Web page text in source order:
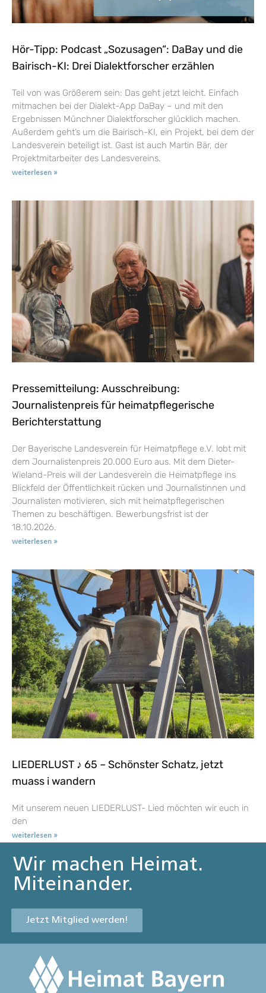
Hör-Tipp: Podcast „Sozusagen“: DaBay und die
Bairisch-KI: Drei Dialektforscher erzählen
Teil von was Größerem sein: Das geht jetzt leicht. Einfach
mitmachen bei der Dialekt-App DaBay – und mit den
Ergebnissen Münchner Dialektforscher glücklich machen.
Außerdem geht’s um die Bairisch-KI, ein Projekt, bei dem der
Landesverein beteiligt ist. Gast ist auch Martin Bär, der
Projektmitarbeiter des Landesvereins.
weiterlesen »
Pressemitteilung: Ausschreibung:
Journalistenpreis für heimatpflegerische
Berichterstattung
Der Bayerische Landesverein für Heimatpflege e.V. lobt mit
dem Journalistenpreis 20.000 Euro aus. Mit dem Dieter-
Wieland-Preis will der Landesverein die Heimatpflege ins
Blickfeld der Öffentlichkeit rücken und Journalistinnen und
Journalisten motivieren, sich mit heimatpflegerischen
Themen zu beschäftigen. Bewerbungsfrist ist der
18.10.2026.
weiterlesen »
LIEDERLUST ♪ 65 – Schönster Schatz, jetzt
muass i wandern
Mit unserem neuen LIEDERLUST- Lied möchten wir euch in
den
weiterlesen »
Wir machen Heimat.
Miteinander.
Jetzt Mitglied werden!